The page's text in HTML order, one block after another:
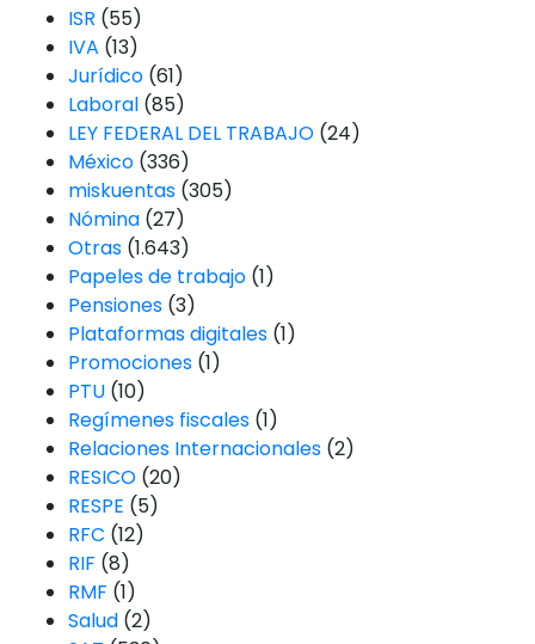
ISR (55)
IVA (13)
Jurídico(61)
Laboral(85)
LEY FEDERAL DEL TRABAJO(24)
México(336)
miskuentas(305)
Nómina(27)
Otras(1.643)
Papeles de trabajo(1)
Pensiones(3)
Plataformas digitales(1)
Promociones(1)
PTU(10)
Regímenes fiscales(1)
Relaciones Internacionales(2)
RESICO(20)
RESPE (5)
RFC (12)
RIF (8)
RMF (1)
Salud(2)